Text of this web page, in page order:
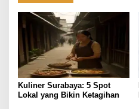
Kuliner Surabaya: 5 Spot
Lokal yang Bikin Ketagihan